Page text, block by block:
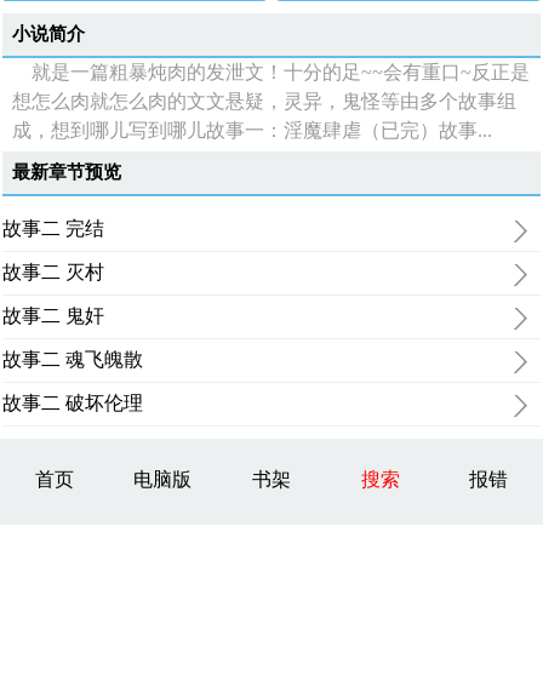
小说简介
就是一篇粗暴炖肉的发泄文！十分的足~~会有重口~反正是
想怎么肉就怎么肉的文文悬疑，灵异，鬼怪等由多个故事组
成，想到哪儿写到哪儿故事一：淫魔肆虐（已完）故事...
最新章节预览
故事二 完结
故事二 灭村
故事二 鬼奸
故事二 魂飞魄散
故事二 破坏伦理
首页 电脑版 书架 搜索 报错